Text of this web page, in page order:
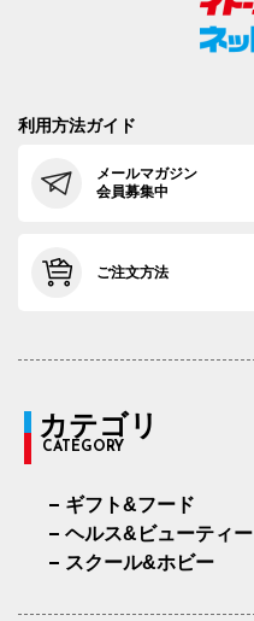
利用方法ガイド
メールマガジン
会員募集中
ご注文方法
カテゴリ
CATEGORY
ギフト&フード
ヘルス&ビューティー
スクール&ホビー